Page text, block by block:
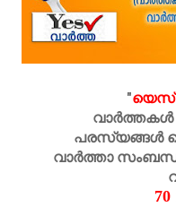
"യെസ്
പരസ്യങ്ങൾ
വാർത്താ
70